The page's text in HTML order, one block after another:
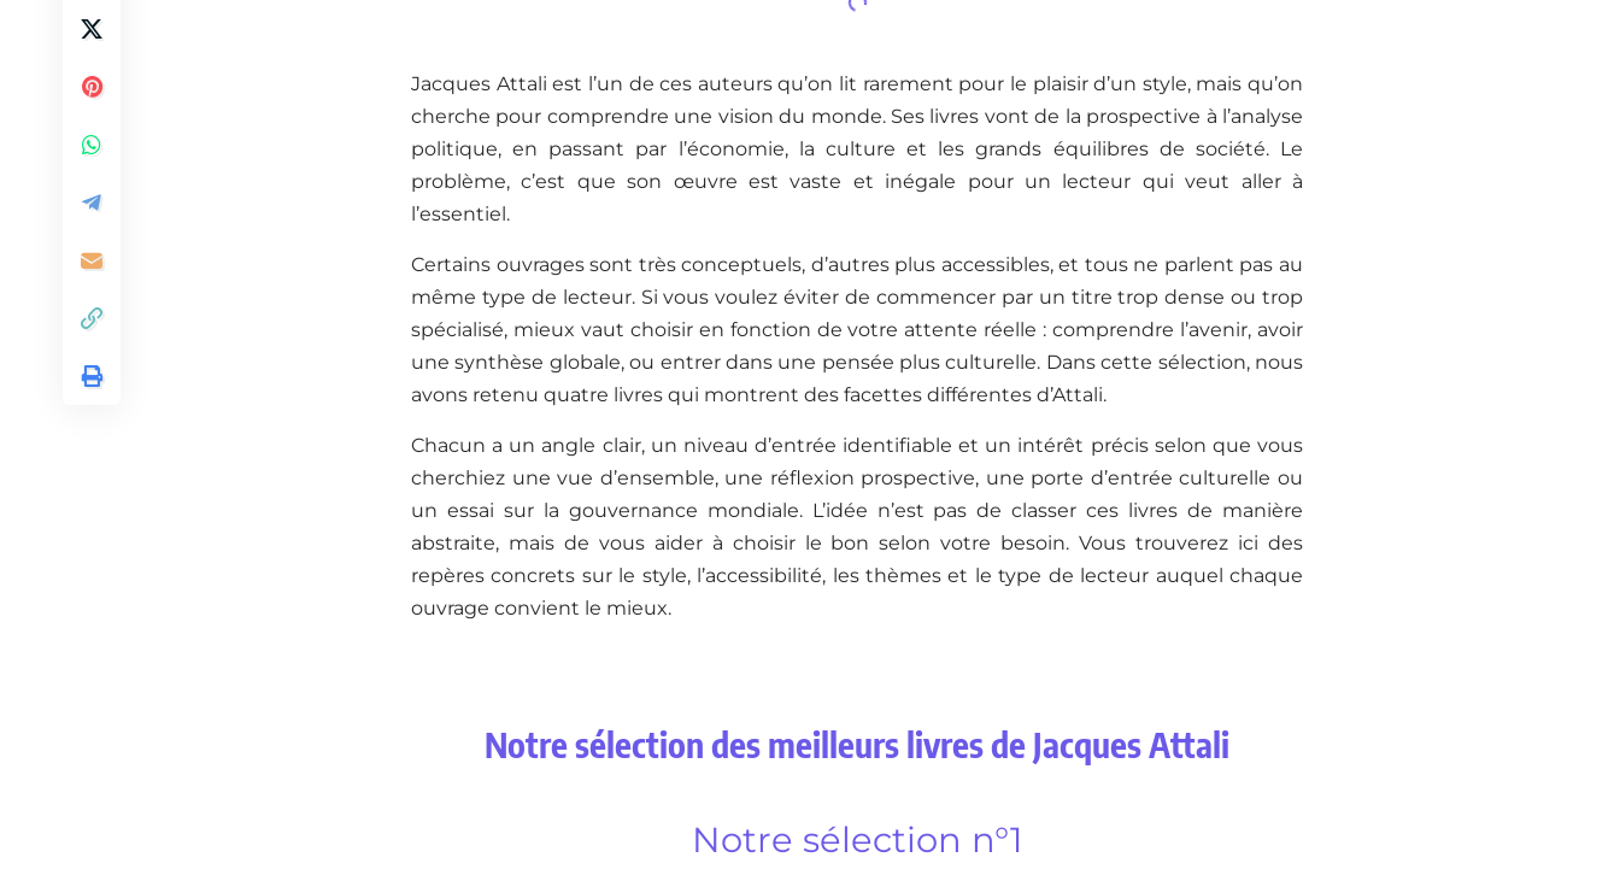
Jacques Attali est l’un de ces auteurs qu’on lit rarement pour le plaisir d’un style, mais qu’on
cherche pour comprendre une vision du monde. Ses livres vont de la prospective à l’analyse
politique, en passant par l’économie, la culture et les grands équilibres de société. Le
problème, c’est que son œuvre est vaste et inégale pour un lecteur qui veut aller à
l’essentiel.
Certains ouvrages sont très conceptuels, d’autres plus accessibles, et tous ne parlent pas au
même type de lecteur. Si vous voulez éviter de commencer par un titre trop dense ou trop
spécialisé, mieux vaut choisir en fonction de votre attente réelle : comprendre l’avenir, avoir
une synthèse globale, ou entrer dans une pensée plus culturelle. Dans cette sélection, nous
avons retenu quatre livres qui montrent des facettes différentes d’Attali.
Chacun a un angle clair, un niveau d’entrée identifiable et un intérêt précis selon que vous
cherchiez une vue d’ensemble, une réflexion prospective, une porte d’entrée culturelle ou
un essai sur la gouvernance mondiale. L’idée n’est pas de classer ces livres de manière
abstraite, mais de vous aider à choisir le bon selon votre besoin. Vous trouverez ici des
repères concrets sur le style, l’accessibilité, les thèmes et le type de lecteur auquel chaque
ouvrage convient le mieux.
Notre sélection des meilleurs livres de Jacques Attali
Notre sélection n°1